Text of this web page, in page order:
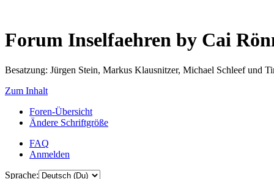
Forum Inselfaehren by Cai
Besatzung: Jürgen Stein, Markus Klausnitzer, Michael Schleef und
Zum Inhalt
Foren-Übersicht
Ändere Schriftgröße
FAQ
Anmelden
Sprache: